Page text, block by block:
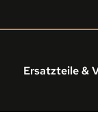
Ersatzteile &